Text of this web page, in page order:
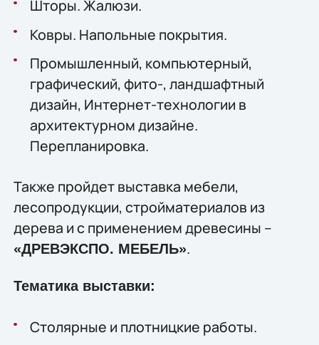
Шторы. Жалюзи.
Ковры. Напольные покрытия.
Промышленный, компьютерный,
графический, фито-, ландшафтный
дизайн, Интернет-технологии в
архитектурном дизайне.
Перепланировка.
Также пройдет выставка мебели,
лесопродукции, стройматериалов из
дерева и с применением древесины –
«ДРЕВЭКСПО. МЕБЕЛЬ».
Тематика выставки:
Столярные и плотницкие работы.